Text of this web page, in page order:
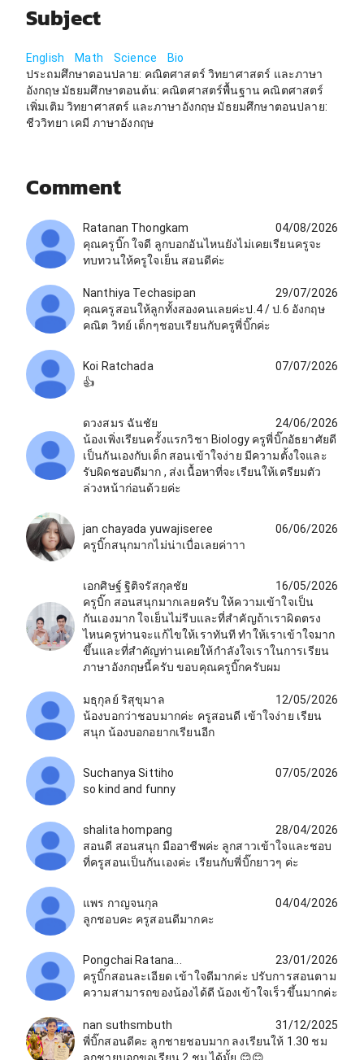
Subject
English Math Science
Bio
ประถมศึกษาตอนปลาย: คณิตศาสตร์ วิทยาศาสตร์ และภาษา
อังกฤษ มัธยมศึกษาตอนต้น: คณิตศาสตร์พื้นฐาน คณิตศาสตร์
เพิ่มเติม วิทยาศาสตร์ และภาษาอังกฤษ มัธยมศึกษาตอนปลาย:
ชีววิทยา เคมี ภาษาอังกฤษ
Comment
Ratanan Thongkam
04/08/2026
คุณครูบิ๊ก ใจดี ลูกบอกอันไหนยังไม่เคยเรียนครูจะ
ทบทวนให้ครูใจเย็น สอนดีค่ะ
Nanthiya Techasipan
29/07/2026
คุณครูสอนให้ลูกทั้งสองคนเลยค่ะป.4 / ป.6 อังกฤษ
คณิต วิทย์ เด็กๆชอบเรียนกับครูพี่บิ๊กค่ะ
Koi Ratchada
07/07/2026
👍
ดวงสมร ฉันชัย
24/06/2026
น้องเพิ่งเรียนครั้งแรกวิชา Biology ครูพี่บิ๊กอัธยาศัยดี
เป็นกันเองกับเด็ก สอนเข้าใจง่าย มีความตั้งใจและ
รับผิดชอบดีมาก , ส่งเนื้อหาที่จะเรียนให้เตรียมตัว
ล่วงหน้าก่อนด้วยค่ะ
jan chayada yuwajiseree
06/06/2026
ครูบิ๊กสนุกมากไม่น่าเบื่อเลยค่าาา
เอกศิษฐ์ ฐิติจรัสกุลชัย
16/05/2026
ครูบิ๊ก สอนสนุกมากเลยครับ ให้ความเข้าใจเป็น
กันเองมาก ใจเย็นไม่รีบและที่สำคัญถ้าเราผิดตรง
ไหนครูท่านจะแก้ไขให้เราทันที ทำให้เราเข้าใจมาก
ขึ้นและที่สำคัญท่านเคยให้กำลังใจเราในการเรียน
ภาษาอังกฤษนี้ครับ ขอบคุณครูบิ๊กครับผม
มธุกุลย์ ริสุขุมาล
12/05/2026
น้องบอกว่าชอบมากค่ะ ครูสอนดี เข้าใจง่าย เรียน
สนุก น้องบอกอยากเรียนอีก
Suchanya Sittiho
07/05/2026
so kind and funny
shalita hompang
28/04/2026
สอนดี สอนสนุก มืออาชีพค่ะ ลูกสาวเข้าใจและชอบ
ที่ครูสอนเป็นกันเองค่ะ เรียนกับพี่บิ๊กยาวๆ ค่ะ
แพร กาญจนกุล
04/04/2026
ลูกชอบคะ ครูสอนดีมากคะ
Pongchai Ratana...
23/01/2026
ครูบิ๊กสอนละเอียด เข้าใจดีมากค่ะ ปรับการสอนตาม
ความสามารถของน้องได้ดี น้องเข้าใจเร็วขึ้นมากค่ะ
nan suthsmbuth
31/12/2025
พี่บิ๊กสอนดีคะ ลูกชายชอบมาก ลงเรียนให้ 1.30 ชม
ลูกชายบอกขอเรียน 2 ชม ได้มั้ย 😊😊